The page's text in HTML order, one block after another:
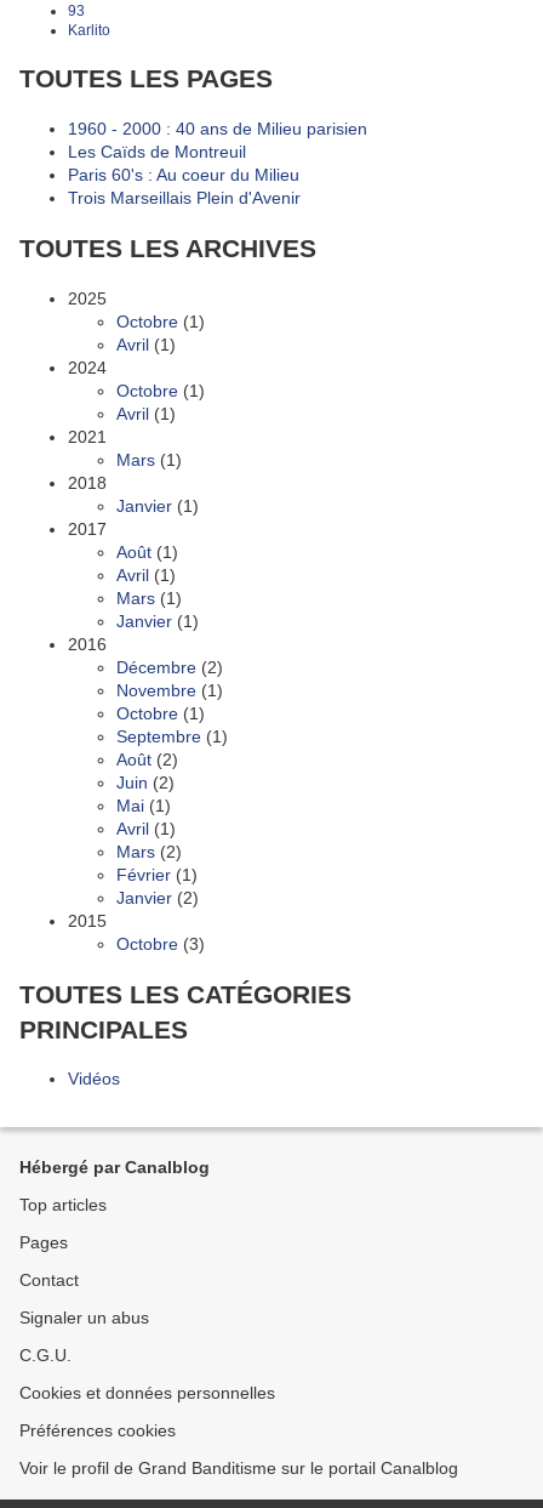
93
Karlito
TOUTES LES PAGES
1960 - 2000 : 40 ans de Milieu parisien
Les Caïds de Montreuil
Paris 60's : Au coeur du Milieu
Trois Marseillais Plein d'Avenir
TOUTES LES ARCHIVES
2025
Octobre (1)
Avril (1)
2024
Octobre (1)
Avril (1)
2021
Mars (1)
2018
Janvier (1)
2017
Août (1)
Avril (1)
Mars (1)
Janvier (1)
2016
Décembre (2)
Novembre (1)
Octobre (1)
Septembre (1)
Août (2)
Juin (2)
Mai (1)
Avril (1)
Mars (2)
Février (1)
Janvier (2)
2015
Octobre (3)
TOUTES LES CATÉGORIES
PRINCIPALES
Vidéos
Hébergé par Canalblog
Top articles
Pages
Contact
Signaler un abus
C.G.U.
Cookies et données personnelles
Préférences cookies
Voir le profil de Grand Banditisme sur le portail Canalblog